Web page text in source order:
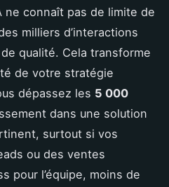
ne connaît pas de limite de
milliers d’interactions
qualité. Cela transforme
de votre stratégie
dépassez les 5 000
dans une solution
surtout si vos
ou des ventes
pour l’équipe, moins de